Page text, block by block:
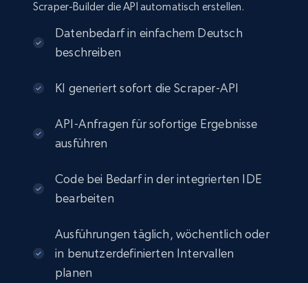
Scraper-Builder die API automatisch erstellen.
Datenbedarf in einfachem Deutsch
beschreiben
KI generiert sofort die Scraper-API
API-Anfragen für sofortige Ergebnisse
ausführen
Code bei Bedarf in der integrierten IDE
bearbeiten
Ausführungen täglich, wöchentlich oder
in benutzerdefinierten Intervallen
planen